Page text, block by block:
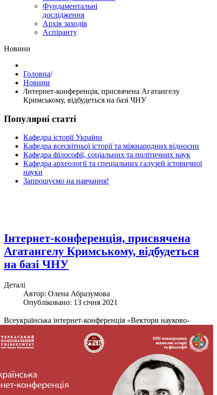
Фундаментальні
дослідження
Архів заходів
Аспіранту
Hовини
Головна/
Hовини
/Інтернет-конференція, присвячена Агатангелу
Кримському, відбудеться на базі ЧНУ
Популярні статті
Кафедра історії України
Кафедра всесвітньої історії та міжнародних відносин
Кафедра філософії, соціальних та політичних наук
Кафедра археології та спеціальних галузей історичної
науки
Запрошуємо на навчання!
Інтернет-конференція, присвячена
Агатангелу Кримському, відбудеться
на базі ЧНУ
Деталі
Автор: Олена Абразумова
Опубліковано: 13 січня 2021
Всеукраїнська інтернет-конференція «Вектори науково-